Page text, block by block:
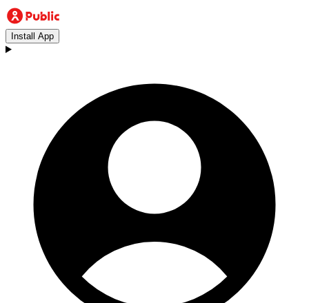
Install App